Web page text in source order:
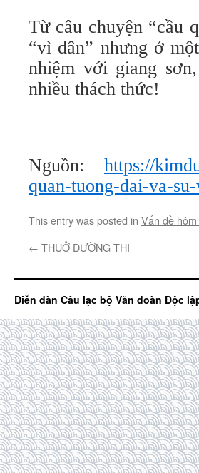
Từ câu chuyện “cầu
“vì dân” nhưng ở
nhiệm với giang
nhiều thách thức!
Nguồn: https://
quan-tuong-dai-va-
This entry was posted in Vấn đề hôm
← THUỞ ĐƯỜNG THI
Diễn đàn Câu lạc bộ Văn đoàn Độc